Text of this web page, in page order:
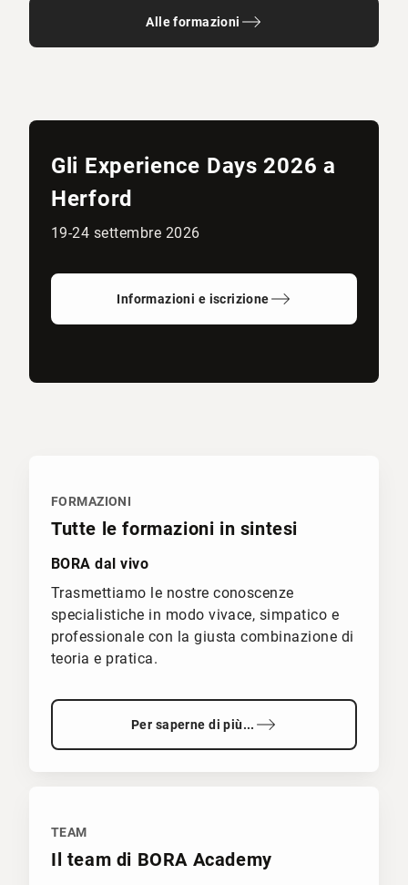
Alle formazioni
Gli Experience Days 2026 a
Herford
19-24 settembre 2026
Informazioni e iscrizione
FORMAZIONI
Tutte le formazioni in sintesi
BORA dal vivo
Trasmettiamo le nostre conoscenze
specialistiche in modo vivace, simpatico e
professionale con la giusta combinazione di
teoria e pratica.
Per saperne di più...
TEAM
Il team di BORA Academy